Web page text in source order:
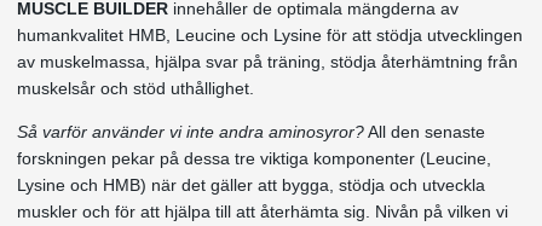
MUSCLE BUILDER innehåller de optimala mängderna av
humankvalitet HMB, Leucine och Lysine för att stödja utvecklingen
av muskelmassa, hjälpa svar på träning, stödja återhämtning från
muskelsår och stöd uthållighet.
Så varför använder vi inte andra aminosyror?All den senaste
forskningen pekar på dessa tre viktiga komponenter (Leucine,
Lysine och HMB) när det gäller att bygga, stödja och utveckla
muskler och för att hjälpa till att återhämta sig. Nivån på vilken vi